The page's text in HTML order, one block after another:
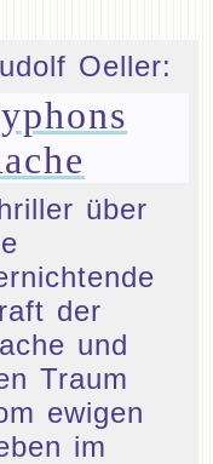
Oeller:
über
der
und
Traum
ewigen
im